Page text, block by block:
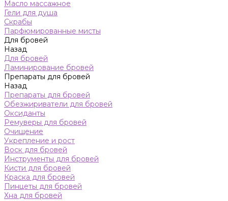
Масло массажное
Гели для душа
Скрабы
Парфюмированные мисты
Для бровей
Назад
Для бровей
Ламинирование бровей
Препараты для бровей
Назад
Препараты для бровей
Обезжириватели для бровей
Оксиданты
Ремуверы для бровей
Очищение
Укрепление и рост
Воск для бровей
Инструменты для бровей
Кисти для бровей
Краска для бровей
Пинцеты для бровей
Хна для бровей